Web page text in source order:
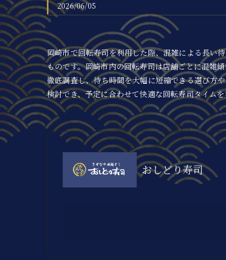
2026/06/05
岡崎市で回転寿司を利用した際、混雑による長い
ものです。岡崎市内の回転寿司は店舗ごとに混雑
徹底調査し、待ち時間を大幅に短縮できる選び方
検討でき、予定に合わせて快適な回転寿司タイムを
おしどり寿司